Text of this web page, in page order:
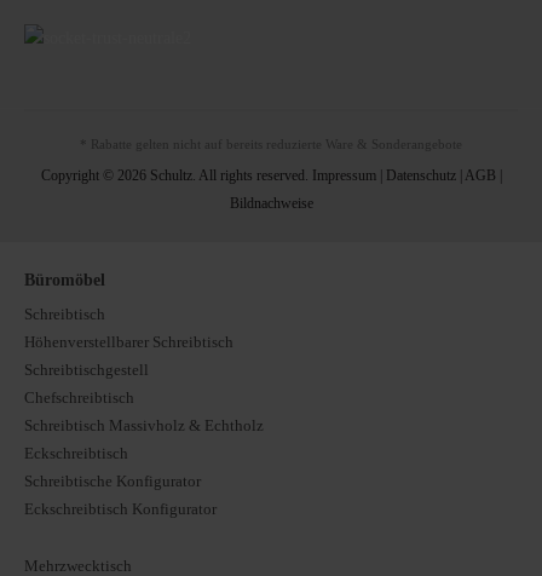
* Rabatte gelten nicht auf bereits reduzierte Ware & Sonderangebote
Copyright © 2026 Schultz. All rights reserved. Impressum| Datenschutz| AGB
Bildnachweise
Büromöbel
Schreibtisch
Höhenverstellbarer Schreibtisch
Schreibtischgestell
Chefschreibtisch
Schreibtisch Massivholz & Echtholz
Eckschreibtisch
Schreibtische Konfigurator
Eckschreibtisch Konfigurator
Mehrzwecktisch